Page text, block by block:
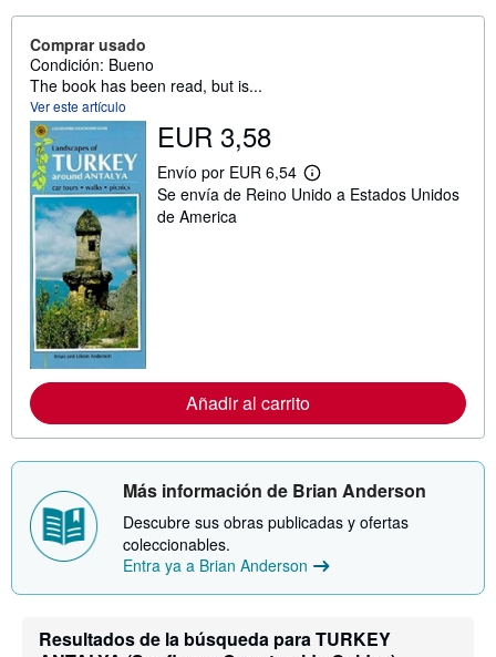
Comprar usado
Condición: Bueno
The book has been read, but is...
Ver este artículo
EUR 3,58
Envío por EUR 6,54
M
á
ó
o
r
l
s
a
i
s
Se envía de Reino Unido a Estados Unidos
de America
Añadir al carrito
Más información de Brian Anderson
Descubre sus obras publicadas y ofertas
coleccionables.
Entra ya a Brian Anderson
Resultados de la búsqueda para TURKEY